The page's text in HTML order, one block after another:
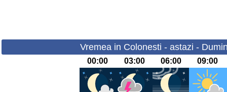
Vremea in Colonesti - astazi -
00:00 03:00 06:00 09:00